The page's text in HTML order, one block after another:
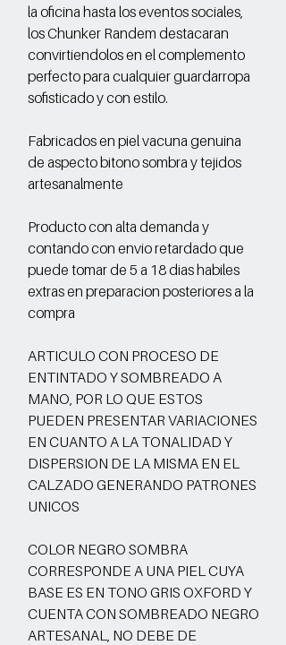
la oficina hasta los eventos sociales,
los Chunker Randem destacaran
convirtiendolos en el complemento
perfecto para cualquier guardarropa
sofisticado y con estilo.
Fabricados en piel vacuna genuina
de aspecto bitono sombra y tejidos
artesanalmente
Producto con alta demanda y
contando con envio retardado que
puede tomar de 5 a 18 dias habiles
extras en preparacion posteriores a la
compra
ARTICULO CON PROCESO DE
ENTINTADO Y SOMBREADO A
MANO, POR LO QUE ESTOS
PUEDEN PRESENTAR VARIACIONES
EN CUANTO A LA TONALIDAD Y
DISPERSION DE LA MISMA EN EL
CALZADO GENERANDO PATRONES
UNICOS
COLOR NEGRO SOMBRA
CORRESPONDE A UNA PIEL CUYA
BASE ES EN TONO GRIS OXFORD Y
CUENTA CON SOMBREADO NEGRO
ARTESANAL, NO DEBE DE